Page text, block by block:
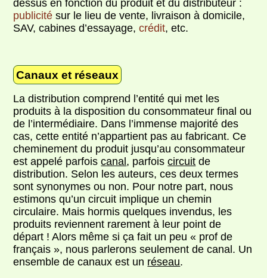
dessus en fonction du produit et du distributeur :
publicité sur le lieu de vente, livraison à domicile,
SAV, cabines d’essayage,crédit, etc.
Canaux et réseaux
La distribution comprend l’entité qui met les
produits à la disposition du consommateur final ou
de l’intermédiaire. Dans l’immense majorité des
cas, cette entité n’appartient pas au fabricant. Ce
cheminement du produit jusqu’au consommateur
est appelé parfoiscanal, parfoiscircuit de
distribution. Selon les auteurs, ces deux termes
sont synonymes ou non. Pour notre part, nous
estimons qu’un circuit implique un chemin
circulaire. Mais hormis quelques invendus, les
produits reviennent rarement à leur point de
départ ! Alors même si ça fait un peu « prof de
français », nous parlerons seulement de canal. Un
ensemble de canaux est un réseau.